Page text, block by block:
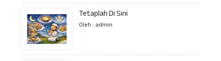
Tetaplah Di Sini
Oleh : admin